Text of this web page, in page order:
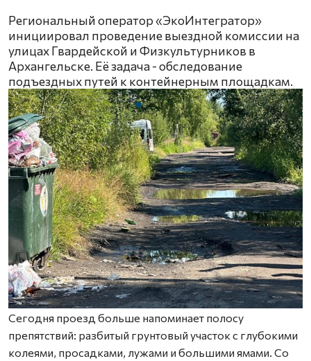
Региональный оператор «ЭкоИнтегратор»
инициировал проведение выездной комиссии на
улицах Гвардейской и Физкультурников в
Архангельске. Её задача - обследование
подъездных путей к контейнерным площадкам.
Сегодня проезд больше напоминает полосу
препятствий: разбитый грунтовый участок с глубокими
колеями, просадками, лужами и большими ямами. Со